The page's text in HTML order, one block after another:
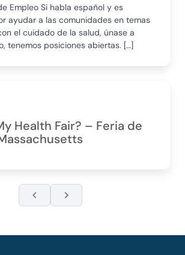
Empleo Si habla español y es
ayudar a las comunidades en temas
el cuidado de la salud, únase a
tenemos posiciones abiertas. […]
Health Fair? – Feria de